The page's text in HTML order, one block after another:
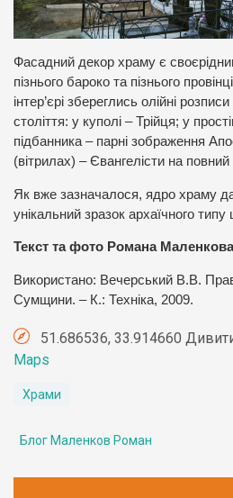
Фасадний декор храму є
пізнього бароко та пізнього
інтер’єрі збереглись олійні
століття: у куполі – Трійця; у
підбанника – парні зображення
(вітрилах) – Євангелісти на повний
Як вже зазначалося, ядро храму
унікальний зразок архаїчного
Текст та фото Романа Маленкова
Використано: Вечерський В.В.
Сумщини. – К.: Техніка, 2009.
51.686536, 33.914660
Maps
Храми
Блог Маленков Роман